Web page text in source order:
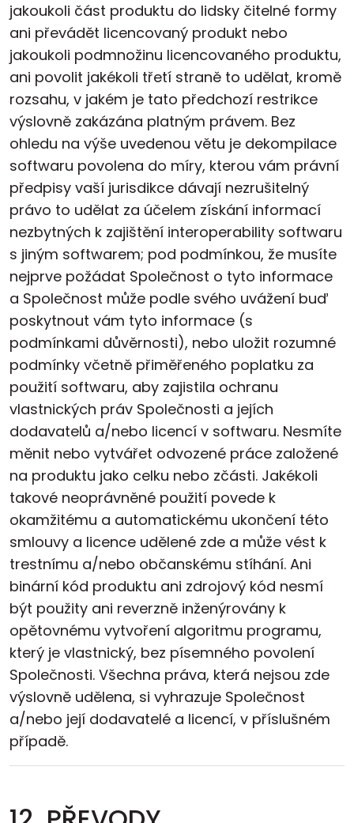
jakoukoli část produktu do lidsky čitelné formy
ani převádět licencovaný produkt nebo
jakoukoli podmnožinu licencovaného produktu,
ani povolit jakékoli třetí straně to udělat, kromě
rozsahu, v jakém je tato předchozí restrikce
výslovně zakázána platným právem. Bez
ohledu na výše uvedenou větu je dekompilace
softwaru povolena do míry, kterou vám právní
předpisy vaší jurisdikce dávají nezrušitelný
právo to udělat za účelem získání informací
nezbytných k zajištění interoperability softwaru
s jiným softwarem; pod podmínkou, že musíte
nejprve požádat Společnost o tyto informace
a Společnost může podle svého uvážení buď
poskytnout vám tyto informace (s
podmínkami důvěrnosti), nebo uložit rozumné
podmínky včetně přiměřeného poplatku za
použití softwaru, aby zajistila ochranu
vlastnických práv Společnosti a jejích
dodavatelů a/nebo licencí v softwaru. Nesmíte
měnit nebo vytvářet odvozené práce založené
na produktu jako celku nebo zčásti. Jakékoli
takové neoprávněné použití povede k
okamžitému a automatickému ukončení této
smlouvy a licence udělené zde a může vést k
trestnímu a/nebo občanskému stíhání. Ani
binární kód produktu ani zdrojový kód nesmí
být použity ani reverzně inženýrovány k
opětovnému vytvoření algoritmu programu,
který je vlastnický, bez písemného povolení
Společnosti. Všechna práva, která nejsou zde
výslovně udělena, si vyhrazuje Společnost
a/nebo její dodavatelé a licencí, v příslušném
případě.